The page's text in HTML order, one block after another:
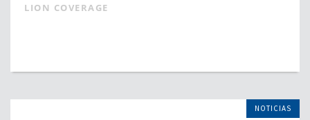
LION COVERAGE
NOTICIAS